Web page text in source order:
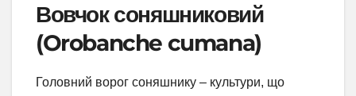
Вовчок соняшниковий
(Orobanche cumana)
Головний ворог соняшнику – культури, що